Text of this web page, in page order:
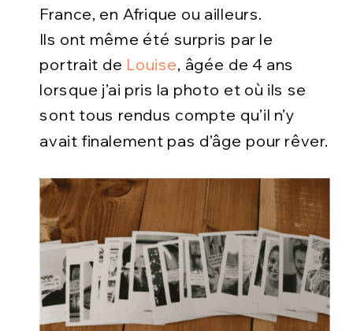
France, en Afrique ou ailleurs.
Ils ont même été surpris par le
portrait de Louise, âgée de 4 ans
lorsque j’ai pris la photo et où ils se
sont tous rendus compte qu’il n’y
avait finalement pas d’âge pour rêver.